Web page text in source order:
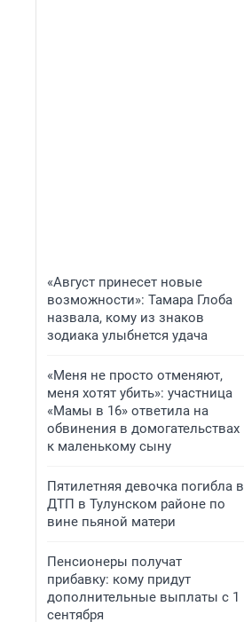
«Август принесет новые
возможности»: Тамара Глоба
назвала, кому из знаков
зодиака улыбнется удача
«Меня не просто отменяют,
меня хотят убить»: участница
«Мамы в 16» ответила на
обвинения в домогательствах
к маленькому сыну
Пятилетняя девочка погибла в
ДТП в Тулунском районе по
вине пьяной матери
Пенсионеры получат
прибавку: кому придут
дополнительные выплаты с 1
сентября